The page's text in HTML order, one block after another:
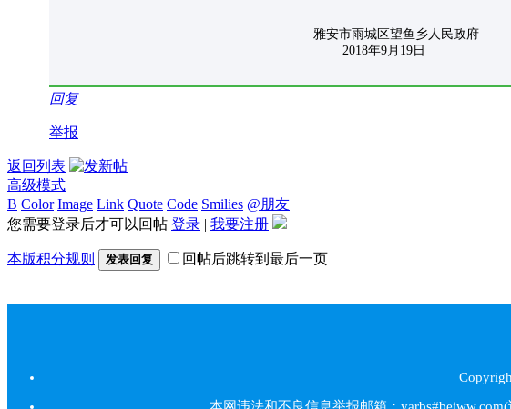
雅安市雨城区望鱼乡人民政府
2018年9月19日
回复
举报
返回列表
高级模式
B Color Image Link Quote Code Smilies @朋友
您需要登录后才可以回帖 登录 | 我要注册
本版积分规则 发表回复 回帖后跳转到最后一页